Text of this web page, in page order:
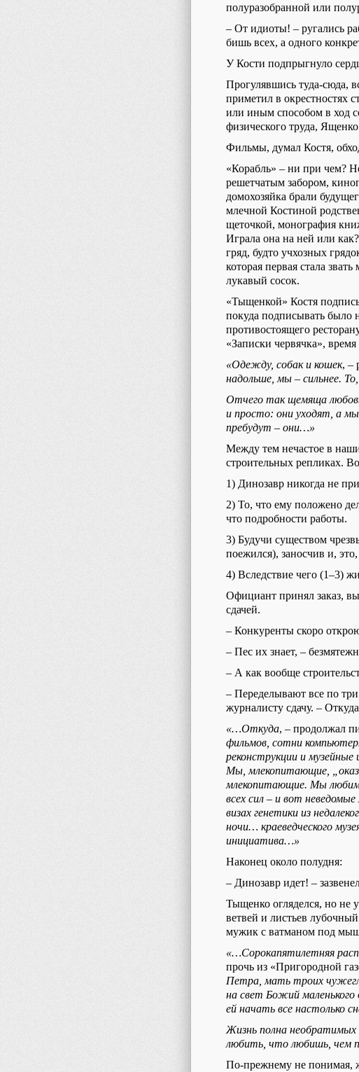
полуразобранной или
– От идиоты! – ругались
бишь всех, а одного
У Кости подпрыгнуло
Прогулявшись туда-сюда,
приметил в окрестностях
или иным способом в ход
физического труда,
Фильмы, думал Костя,
«Корабль» – ни при чем?
решетчатым забором,
домохозяйка брали
млечной Костиной
щеточкой, монография
Играла она на ней или
гряд, будто учхозных
которая первая стала
лукавый сосок.
«Тыщенкой» Костя
покуда подписывать было
противостоящего
«Записки червячка»,
«Одежду, собак и кошек, –
надольше, мы – сильнее.
Отчего так щемяща
и просто: они уходят, а
пребудут – они…»
Между тем нечастое в
строительных репликах.
1) Динозавр никогда не
2) То, что ему положено
что подробности работы.
3) Будучи существом
поежился), заносчив и,
4) Вследствие чего (1–3)
Официант принял заказ,
сдачей.
– Конкуренты скоро
– Пес их знает, –
– А как вообще
– Переделывают все по
журналисту сдачу. –
«…Откуда, – продолжал
фильмов, сотни
реконструкции и
Мы, млекопитающие,
млекопитающие. Мы любим
всех сил – и вот
визах генетики из
ночи… краеведческого
инициатива…»
Наконец около полудня:
– Динозавр идет! –
Тыщенко огляделся, но не
ветвей и листьев
мужик с ватманом под
«…Сорокапятилетняя
прочь из «Пригородной
Петра, мать троих
на свет Божий
ей начать все настолько
Жизнь полна
любить, что любишь, чем
По-прежнему не понимая,